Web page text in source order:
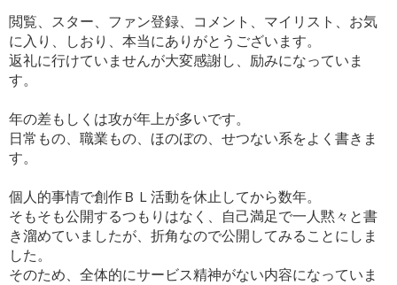
閲覧、スター、ファン登録、コメント、マイリスト、お気
に入り、しおり、本当にありがとうございます。
返礼に行けていませんが大変感謝し、励みになっていま
す。
年の差もしくは攻が年上が多いです。
日常もの、職業もの、ほのぼの、せつない系をよく書きま
す。
個人的事情で創作ＢＬ活動を休止してから数年。
そもそも公開するつもりはなく、自己満足で一人黙々と書
き溜めていましたが、折角なので公開してみることにしま
した。
そのため、全体的にサービス精神がない内容になっていま